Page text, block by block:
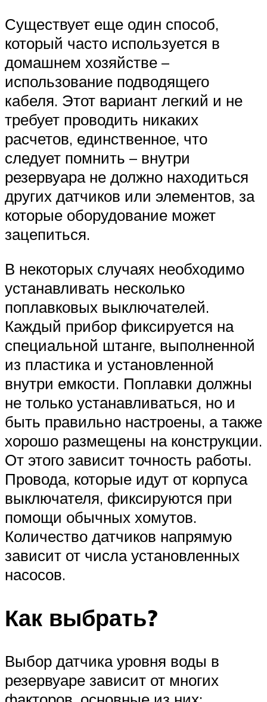
Существует еще один способ,
который часто используется в
домашнем хозяйстве –
использование подводящего
кабеля. Этот вариант легкий и не
требует проводить никаких
расчетов, единственное, что
следует помнить – внутри
резервуара не должно находиться
других датчиков или элементов, за
которые оборудование может
зацепиться.
В некоторых случаях необходимо
устанавливать несколько
поплавковых выключателей.
Каждый прибор фиксируется на
специальной штанге, выполненной
из пластика и установленной
внутри емкости. Поплавки должны
не только устанавливаться, но и
быть правильно настроены, а также
хорошо размещены на конструкции.
От этого зависит точность работы.
Провода, которые идут от корпуса
выключателя, фиксируются при
помощи обычных хомутов.
Количество датчиков напрямую
зависит от числа установленных
насосов.
Как выбрать?
Выбор датчика уровня воды в
резервуаре зависит от многих